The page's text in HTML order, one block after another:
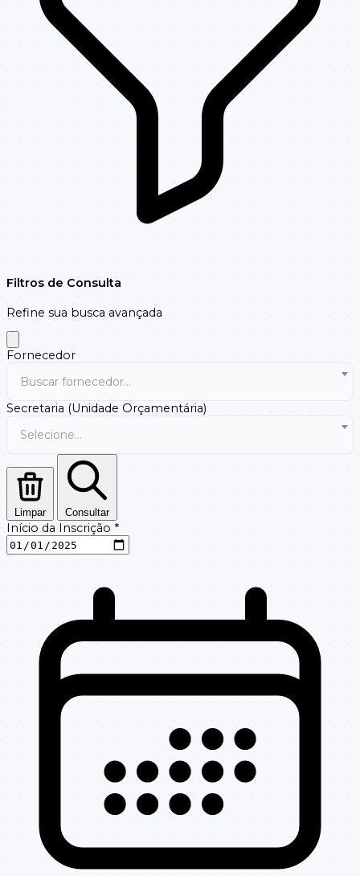
Filtros de Consulta
Refine sua busca avançada
Fornecedor
Buscar fornecedor...
Secretaria (Unidade Orçamentária)
Selecione...
Limpar Consultar
Início da Inscrição *